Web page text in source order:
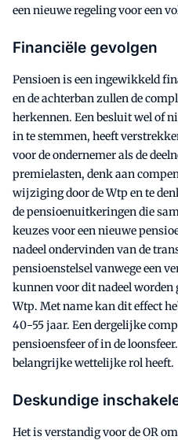
een nieuwe regeling voor een
Financiële gevolgen
Pensioen is een ingewikkeld
en de achterban zullen de
herkennen. Een besluit wel of
in te stemmen, heeft
voor de ondernemer als de
premielasten, denk aan
wijziging door de Wtp en te
de pensioenuitkeringen die
keuzes voor een nieuwe
nadeel ondervinden van de
pensioenstelsel vanwege een
kunnen voor dit nadeel worden
Wtp. Met name kan dit effect
40-55 jaar. Een dergelijke
pensioensfeer of in de
belangrijke wettelijke rol heeft.
Deskundige
Het is verstandig voor de OR